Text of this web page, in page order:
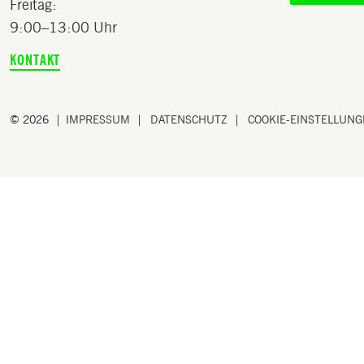
Freitag:
9:00–13:00 Uhr
KONTAKT
© 2026 IMPRESSUM DATENSCHUTZ COOKIE-